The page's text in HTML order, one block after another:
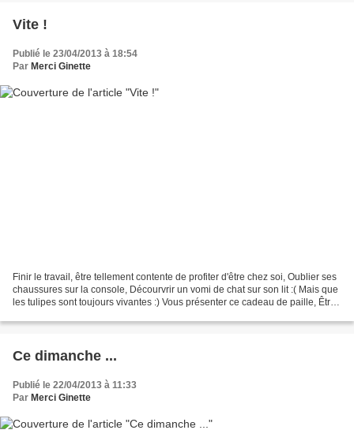
Vite !
Publié le 23/04/2013 à 18:54
Par Merci Ginette
Finir le travail, être tellement contente de profiter d'être chez soi, Oublier ses
chaussures sur la console, Décourvrir un vomi de chat sur son lit :( Mais que
les tulipes sont toujours vivantes :) Vous présenter ce cadeau de paille, Être
Ce dimanche ...
Publié le 22/04/2013 à 11:33
Par Merci Ginette